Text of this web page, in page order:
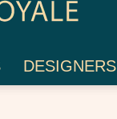
DESIGNERS